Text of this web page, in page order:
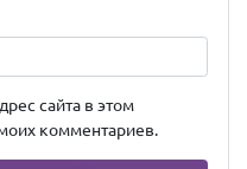
сайта в этом
комментариев.